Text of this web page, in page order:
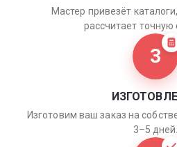
Мастер привезёт
рассчитает точную
3
Изготовим ваш заказ на
3–5 дней.